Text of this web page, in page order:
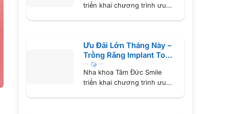
triển khai chương trình ưu
Ưu Đãi Lớn Tháng Này –
Trồng Răng Implant Toàn
Hàm Chỉ Từ 38 Triệu
Nha khoa Tâm Đức Smile
triển khai chương trình ưu